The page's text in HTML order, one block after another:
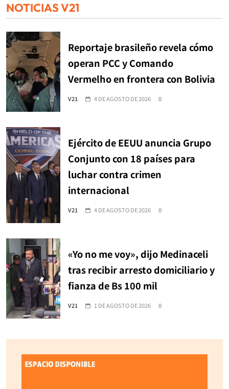
NOTICIAS V21
Reportaje brasileño revela cómo
operan PCC y Comando
Vermelho en frontera con Bolivia
V21 4 DE AGOSTO DE 2026 0
Ejército de EEUU anuncia Grupo
Conjunto con 18 países para
luchar contra crimen
internacional
V21 4 DE AGOSTO DE 2026 0
«Yo no me voy», dijo Medinaceli
tras recibir arresto domiciliario y
fianza de Bs 100 mil
V21 1 DE AGOSTO DE 2026 0